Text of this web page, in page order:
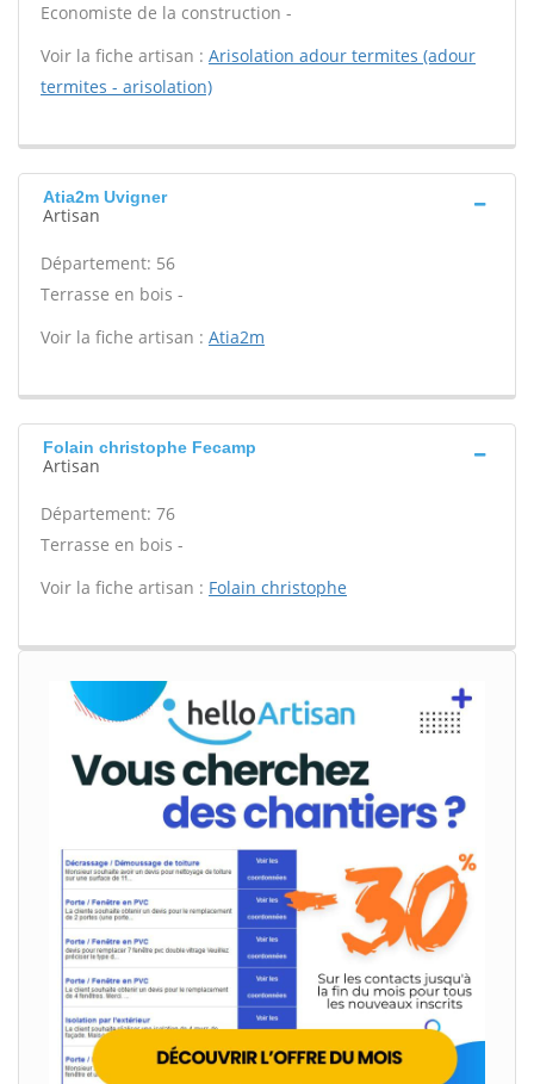
Economiste de la construction -
Voir la fiche artisan : Arisolation adour termites (adour
termites - arisolation)
Atia2m Uvigner
Artisan
Département: 56
Terrasse en bois -
Voir la fiche artisan : Atia2m
Folain christophe Fecamp
Artisan
Département: 76
Terrasse en bois -
Voir la fiche artisan : Folain christophe